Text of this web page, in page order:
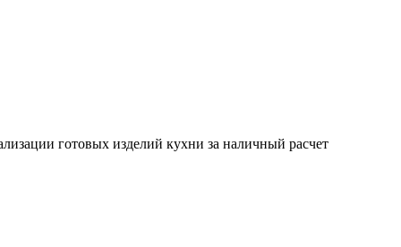
готовых изделий кухни за наличный расчет